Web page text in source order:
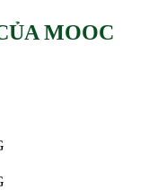
MOOC